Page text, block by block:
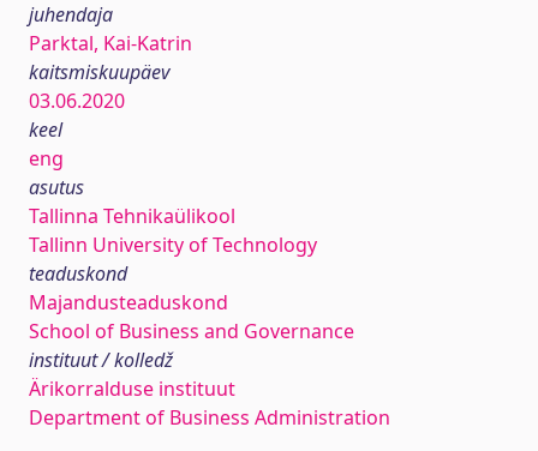
juhendaja
Parktal, Kai-Katrin
kaitsmiskuupäev
03.06.2020
keel
eng
asutus
Tallinna Tehnikaülikool
Tallinn University of Technology
teaduskond
Majandusteaduskond
School of Business and Governance
instituut / kolledž
Ärikorralduse instituut
Department of Business Administration